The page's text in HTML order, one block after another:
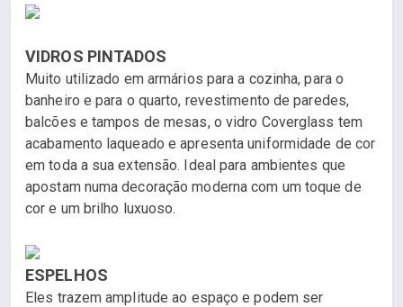
VIDROS PINTADOS
Muito utilizado em armários para a cozinha, para o
banheiro e para o quarto, revestimento de paredes,
balcões e tampos de mesas, o vidro Coverglass tem
acabamento laqueado e apresenta uniformidade de cor
em toda a sua extensão. Ideal para ambientes que
apostam numa decoração moderna com um toque de
cor e um brilho luxuoso.
ESPELHOS
Eles trazem amplitude ao espaço e podem ser